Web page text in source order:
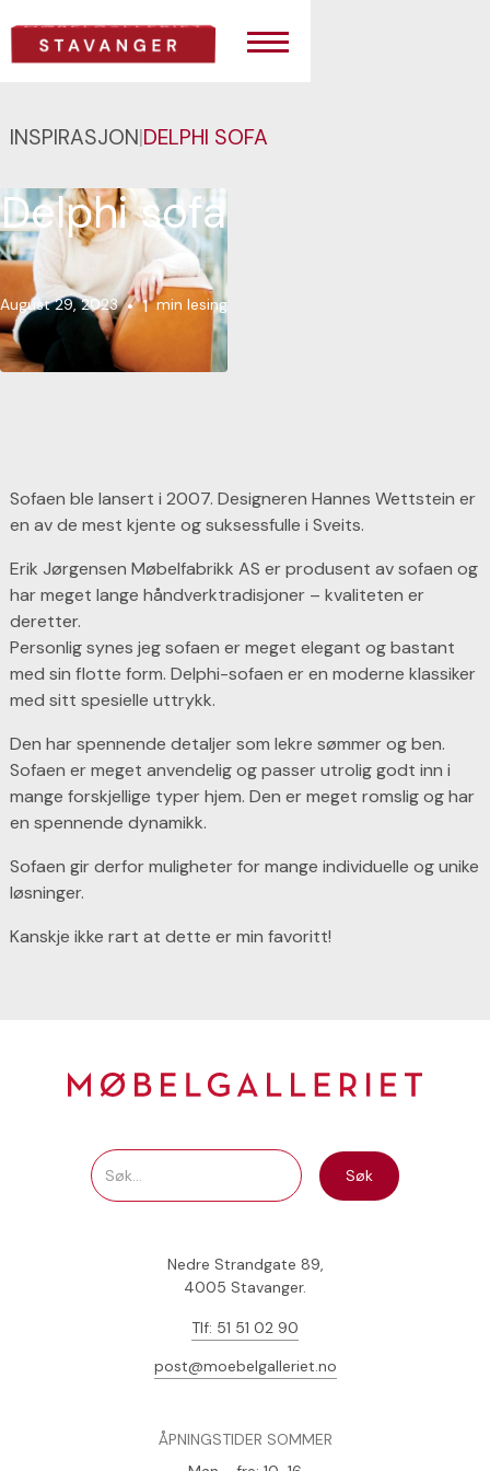
INSPIRASJON|DELPHI SOFA
Delphi sofa
August 29, 2023 • 1 min lesing
Sofaen ble lansert i 2007. Designeren Hannes Wettstein er
en av de mest kjente og suksessfulle i Sveits.
Erik Jørgensen Møbelfabrikk AS er produsent av sofaen og
har meget lange håndverktradisjoner – kvaliteten er
deretter.
Personlig synes jeg sofaen er meget elegant og bastant
med sin flotte form. Delphi-sofaen er en moderne klassiker
med sitt spesielle uttrykk.
Den har spennende detaljer som lekre sømmer og ben.
Sofaen er meget anvendelig og passer utrolig godt inn i
mange forskjellige typer hjem. Den er meget romslig og har
en spennende dynamikk.
Sofaen gir derfor muligheter for mange individuelle og unike
løsninger.
Kanskje ikke rart at dette er min favoritt!
Nedre Strandgate 89,
4005 Stavanger.
Tlf: 51 51 02 90
post@moebelgalleriet.no
ÅPNINGSTIDER SOMMER